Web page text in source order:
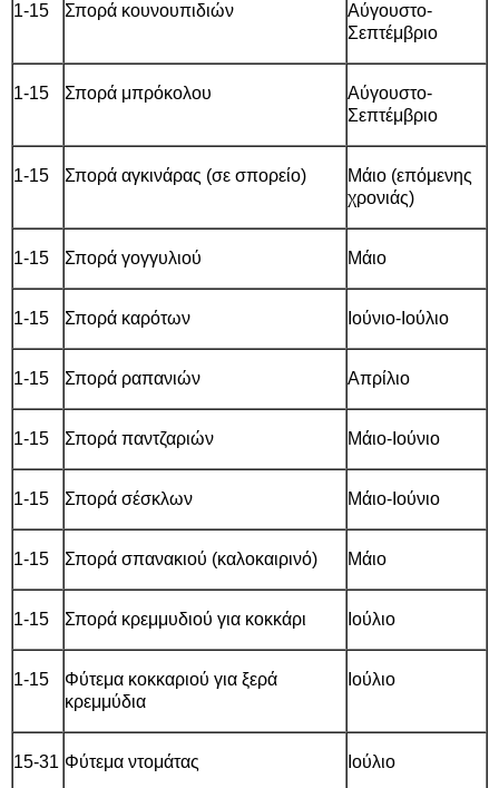
1-15 Σπορά κουνουπιδιών
Αύγουστο-
Σεπτέμβριο
1-15 Σπορά μπρόκολου
Αύγουστο-
Σεπτέμβριο
1-15 Σπορά αγκινάρας (σε σπορείο)
Μάιο (επόμενης
χρονιάς)
1-15 Σπορά γογγυλιού Μάιο
1-15 Σπορά καρότων Ιούνιο-Ιούλιο
1-15 Σπορά ραπανιών Απρίλιο
1-15 Σπορά παντζαριών Μάιο-Ιούνιο
1-15 Σπορά σέσκλων Μάιο-Ιούνιο
1-15 Σπορά σπανακιού (καλοκαιρινό) Μάιο
1-15 Σπορά κρεμμυδιού για κοκκάρι Ιούλιο
1-15
Φύτεμα κοκκαριού για ξερά
κρεμμύδια
Ιούλιο
15-31 Φύτεμα ντομάτας Ιούλιο